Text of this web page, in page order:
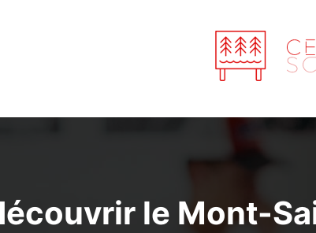
le Mont-